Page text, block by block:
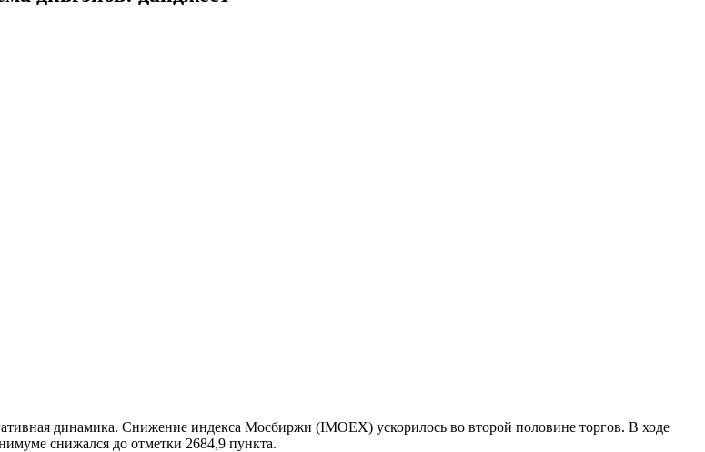
динамика. Снижение индекса Мосбиржи (IMOEX) ускорилось во второй половине торгов. В ходе
снижался до отметки 2684,9 пункта.